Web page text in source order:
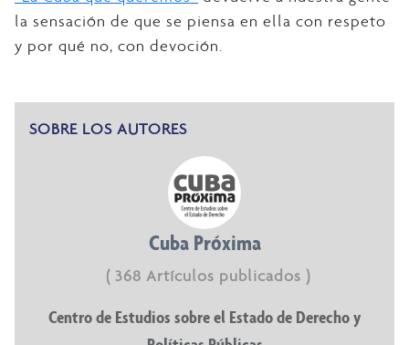
la sensación de que se piensa en ella con respeto
y por qué no, con devoción.
SOBRE LOS AUTORES
Cuba Próxima
( 368 Artículos publicados )
Centro de Estudios sobre el Estado de Derecho y